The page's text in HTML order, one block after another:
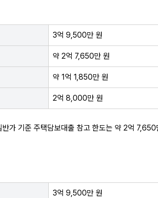
3억 9,500만 원
약 2억 7,650만 원
약 1억 1,850만 원
2억 8,000만 원
가 기준 주택담보대출 참고 한도는 약 2억 7,650
3억 9,500만 원